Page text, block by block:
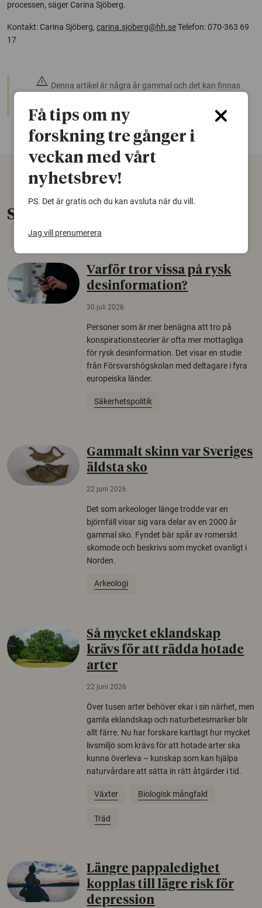
processen, säger Carina Sjöberg.
Kontakt: Carina Sjöberg, carina.sjoberg@hh.seTelefon: 070-363 69
17
warning Denna artikel är några år gammal och det kan finnas
sökfunktion!
Senaste nytt
Varför tror vissa på rysk
desinformation?
30 juli 2026
Personer som är mer benägna att tro på
konspirationsteorier är ofta mer mottagliga
för rysk desinformation. Det visar en studie
från Försvarshögskolan med deltagare i fyra
europeiska länder.
Säkerhetspolitik
Gammalt skinn var Sveriges
äldsta sko
22 juni 2026
Det som arkeologer länge trodde var en
björnfäll visar sig vara delar av en 2000 år
gammal sko. Fyndet bär spår av romerskt
skomode och beskrivs som mycket ovanligt i
Norden.
Arkeologi
Så mycket eklandskap
krävs för att rädda hotade
arter
22 juni 2026
Över tusen arter behöver ekar i sin närhet, men
gamla eklandskap och naturbetesmarker blir
allt färre. Nu har forskare kartlagt hur mycket
livsmiljö som krävs för att hotade arter ska
kunna överleva – kunskap som kan hjälpa
naturvårdare att sätta in rätt åtgärder i tid.
Växter Biologisk mångfald
Träd
Längre pappaledighet
kopplas till lägre risk för
depression
Få tips om ny
forskning tre gånger i
veckan med vårt
nyhetsbrev!
PS. Det är gratis och du kan avsluta när du vill.
Jag vill prenumerera